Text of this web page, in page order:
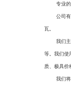
专业的
公司有超
瓦。
我们主要
等。我们使
质、极具
我们将创